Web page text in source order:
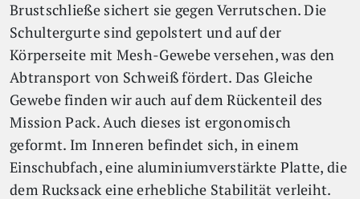
Brustschließe sichert sie gegen Verrutschen. Die
Schultergurte sind gepolstert und auf der
Körperseite mit Mesh-Gewebe versehen, was den
Abtransport von Schweiß fördert. Das Gleiche
Gewebe finden wir auch auf dem Rückenteil des
Mission Pack. Auch dieses ist ergonomisch
geformt. Im Inneren befindet sich, in einem
Einschubfach, eine aluminiumverstärkte Platte, die
dem Rucksack eine erhebliche Stabilität verleiht.